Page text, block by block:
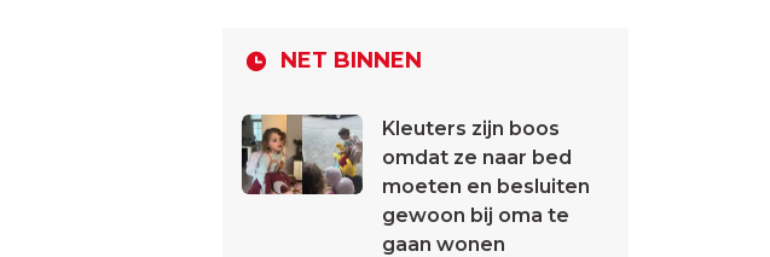
NET BINNEN
Kleuters zijn boos
omdat ze naar bed
moeten en besluiten
gewoon bij oma te
gaan wonen